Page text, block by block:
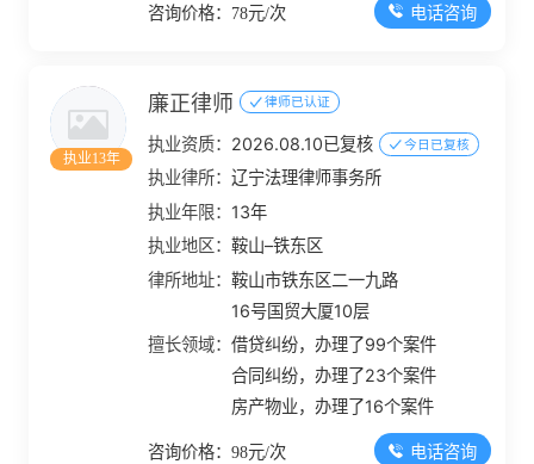
咨询价格：78元/次 电话咨询
执业13年
廉正律师 律师已认证
执业资质： 2026.08.10已复核 今日已复核
执业律所：辽宁法理律师事务所
执业年限： 13年
执业地区：鞍山–铁东区
律所地址：鞍山市铁东区二一九路
16号国贸大厦10层
擅长领域：借贷纠纷，办理了99个案件
合同纠纷，办理了23个案件
房产物业，办理了16个案件
咨询价格：98元/次 电话咨询